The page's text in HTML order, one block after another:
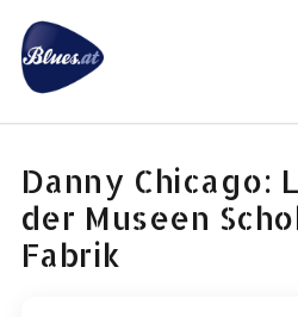
Inhalt
springen
Danny Chicago:
der Museen
Fabrik